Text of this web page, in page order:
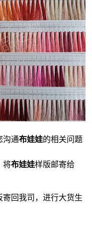
沟通布娃娃的相关问题
将布娃娃样版邮寄给
回我司，进行大货生